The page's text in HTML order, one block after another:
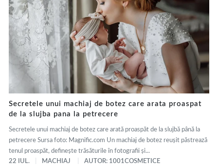
Secretele unui machiaj de botez care arata proaspat
de la slujba pana la petrecere
Secretele unui machiaj de botez care arată proaspăt de la slujbă până la
petrecere Sursa foto: Magnific.com Un machiaj de botez reușit păstrează
tenul proaspăt, definește trăsăturile în fotografii și...
22 IUL.
MACHIAJ AUTOR: 1001COSMETICE